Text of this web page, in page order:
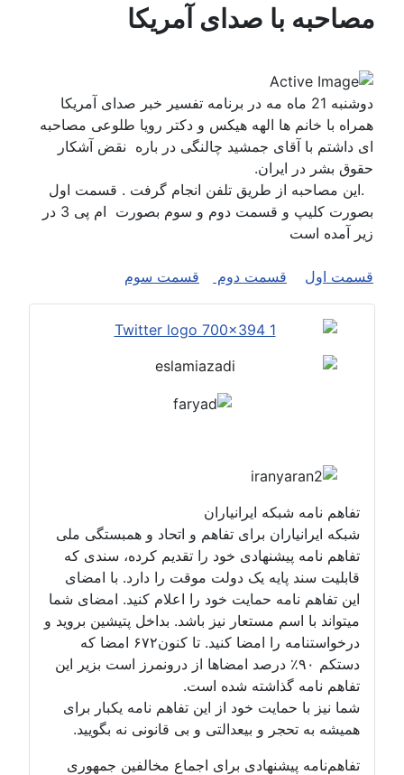
مصاحبه با صدای آمریکا
دوشنبه 21 ماه مه در برنامه تفسیر خبر صدای آمریکا
همراه با خانم ها الهه هیکس و دکتر رویا طلوعی مصاحبه
ای داشتم با آقای جمشید چالنگی در باره نقض آشکار
حقوق بشر در ایران.
.این مصاحبه از طریق تلفن انجام گرفت . قسمت اول
بصورت کلیپ و قسمت دوم و سوم بصورت ام پی 3 در
زیر آمده است
قسمت اول قسمت دوم قسمت سوم
تفاهم نامه شبکه ایرانیاران
شبکه ایرانیاران برای تفاهم و اتحاد و همبستگی ملی
تفاهم نامه پیشنهادی خود را تقدیم کرده، سندی که
قابلیت سند پایه یک دولت موقت را دارد. با امضای
این تفاهم نامه حمایت خود را اعلام کنید. امضای شما
میتواند با اسم مستعار نیز باشد. بداخل پتیشین بروید و
درخواستنامه را امضا کنید. تا کنون۶۷۲ امضا که
دستکم ۹۰٪ درصد امضاها از درونمرز است بزیر این
تفاهم نامه گذاشته شده است.
شما نیز با حمایت خود از این تفاهم نامه یکبار برای
همیشه به تحجر و بیعدالتی و بی قانونی نه بگویید.
تفاهم‌نامه پیشنهادی برای اجماع مخالفین جمهوری